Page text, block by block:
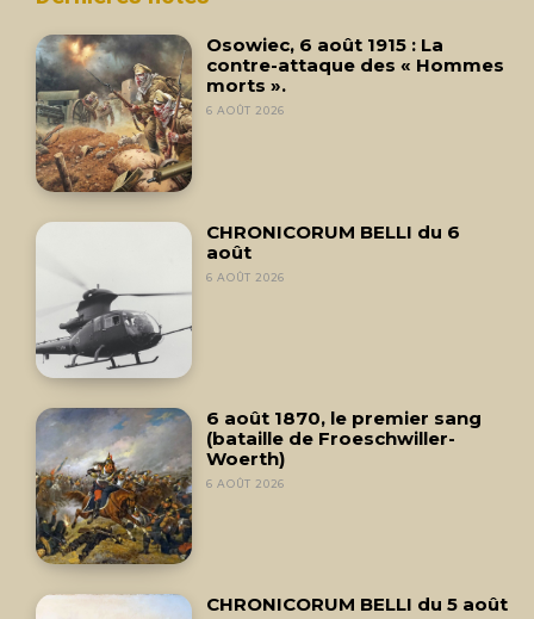
Osowiec, 6 août 1915 : La
contre-attaque des « Hommes
morts ».
6 AOÛT 2026
CHRONICORUM BELLI du 6
août
6 AOÛT 2026
6 août 1870, le premier sang
(bataille de Froeschwiller-
Woerth)
6 AOÛT 2026
CHRONICORUM BELLI du 5 août